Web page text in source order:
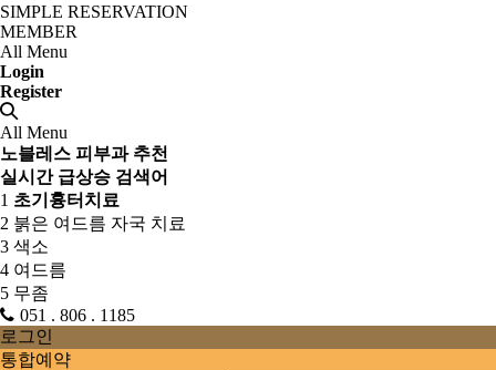
SIMPLE RESERVATION
MEMBER
All Menu
Login
Register
All Menu
노블레스 피부과 추천
실시간 급상승 검색어
1 초기흉터치료
2 붉은 여드름 자국 치료
3 색소
4 여드름
5 무좀
051 . 806 . 1185
로그인
통합예약